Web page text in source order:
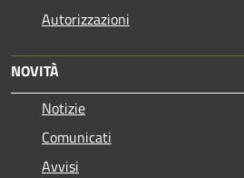
Autorizzazioni
NOVITÀ
Notizie
Comunicati
Avvisi